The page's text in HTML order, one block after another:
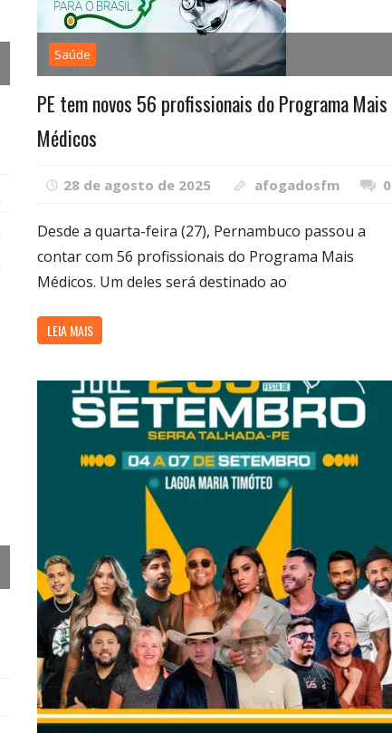
Saúde
PE tem novos 56 profissionais do Programa Mais
Médicos
28 de agosto de 2025 afogadosfm 0
Desde a quarta-feira (27), Pernambuco passou a
contar com 56 profissionais do Programa Mais
Médicos. Um deles será destinado ao
LEIA MAIS